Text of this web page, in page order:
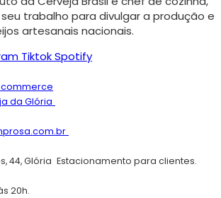
trabalho para divulgar a produção e
artesanais nacionais.
TiktokSpotify
commerce
da Glória
44, Glória Estacionamento para clientes.
20h.